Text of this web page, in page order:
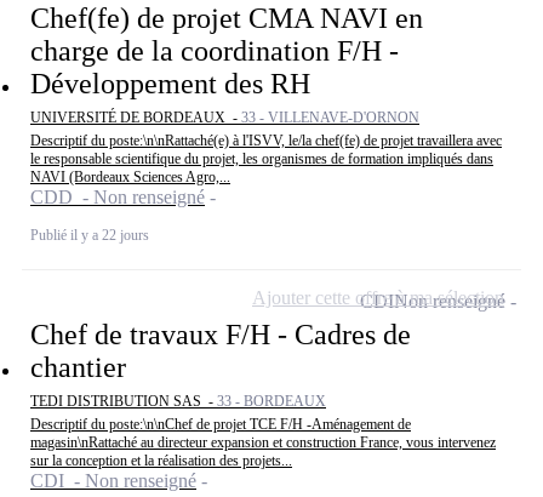
Chef(fe) de projet CMA NAVI en
charge de la coordination F/H -
Développement des RH
UNIVERSITÉ DE BORDEAUX - 33 - VILLENAVE-D'ORNON
Descriptif du poste:\n\nRattaché(e) à l'ISVV, le/la chef(fe) de projet travaillera avec
le responsable scientifique du projet, les organismes de formation impliqués dans
NAVI (Bordeaux Sciences Agro,...
CDD - Non renseigné
Publié il y a 22 jours
Chef de travaux F/H - Cadres de
chantier
TEDI DISTRIBUTION SAS - 33 - BORDEAUX
Descriptif du poste:\n\nChef de projet TCE F/H -Aménagement de
magasin\nRattaché au directeur expansion et construction France, vous intervenez
sur la conception et la réalisation des projets...
CDI - Non renseigné
CDINon renseigné
Ajouter cette offre à ma sélection